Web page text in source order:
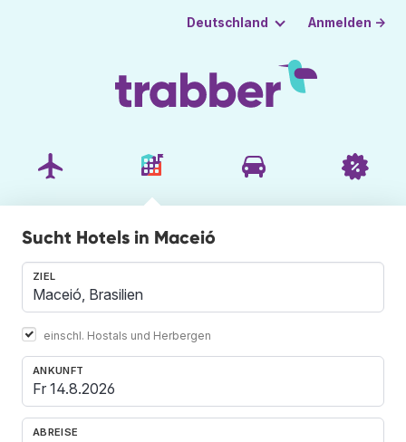
Deutschland Anmelden →
Sucht Hotels in Maceió
ZIEL
einschl. Hostals und Herbergen
ANKUNFT
ABREISE